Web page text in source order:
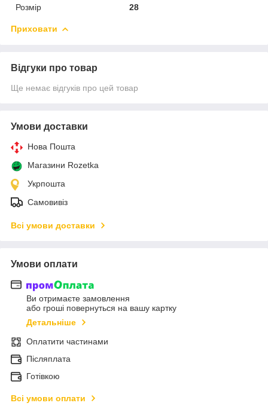
Розмір 28
Приховати
Відгуки про товар
Ще немає відгуків про цей товар
Умови доставки
Нова Пошта
Магазини Rozetka
Укрпошта
Самовивіз
Всі умови доставки
Умови оплати
Ви отримаєте замовлення
або гроші повернуться на вашу картку
Детальніше
Оплатити частинами
Післяплата
Готівкою
Всі умови оплати